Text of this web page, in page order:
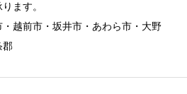
ます。
越前市・坂井市・あわら市・大野
郡